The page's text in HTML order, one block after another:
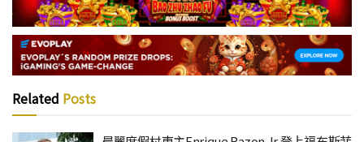
Related Posts